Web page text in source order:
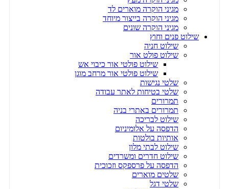
מגיני הוקרה מוארים לד
מגיני הוקרה בייצור מיוחד
מגיני הוקרה שונים
שילוט פנים וחוץ
שילוט חניה
שילוט פולט אור
שילוט פולטי אור כיבוי אש
שילוט פולטי אור מרחב מוגן
שלטי נגישות
שלטי בטיחות לאתר עבודה
תמרורים
תמרורים באתרי בניה
שילוט לבריכה
הדפסה על אלומיניום
אותיות בולטות
שילוט לבתי מלון
שילוט חדרים ומשרדים
הדפסה על פרספקס וזכוכית
שלטים מוארים
שלטי דגל